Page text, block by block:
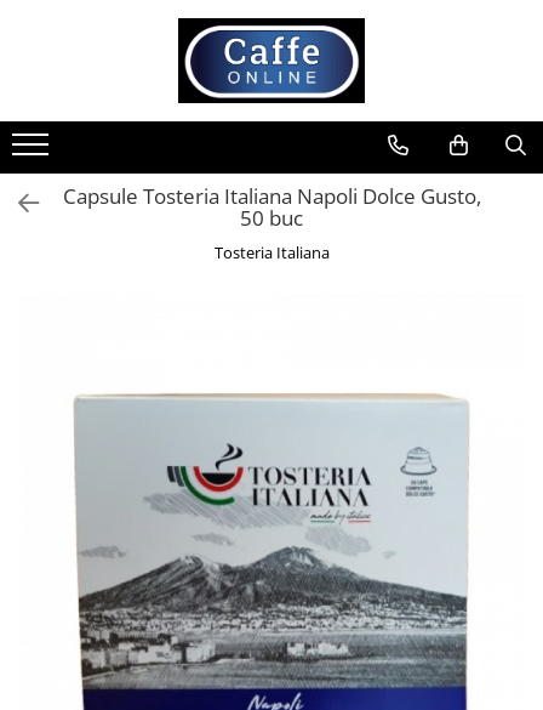
Cafea
Cafea Boabe
Capsule Cafea
Aparate clasice
Complementare
Cesti si farfurii
Lattiere
Capsule Tosteria Italiana Napoli Dolce Gusto,
50 buc
Tosteria Italiana